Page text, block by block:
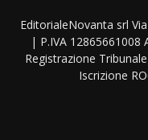
EditorialeNovanta srl
| P.IVA
Registrazione
Iscrizione